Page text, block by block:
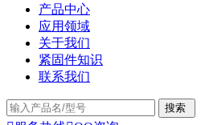
产品中心
应用领域
关于我们
紧固件知识
联系我们